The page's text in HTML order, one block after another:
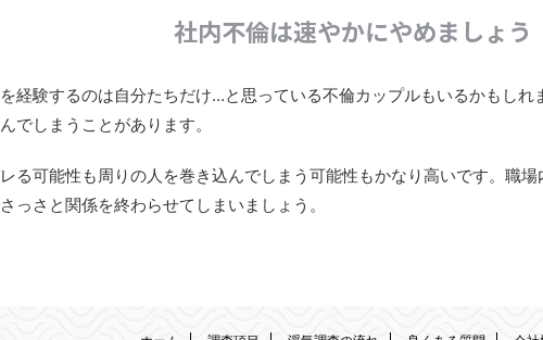
社内不倫は速やかにやめましょう
経験するのは自分たちだけ…と思っている不倫カップルもいるかもしれ
でしまうことがあります。
る可能性も周りの人を巻き込んでしまう可能性もかなり高いです。職
っさと関係を終わらせてしまいましょう。